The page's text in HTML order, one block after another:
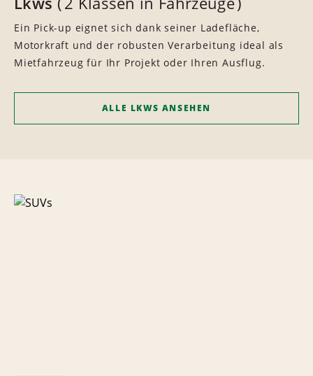
Ein Pick-up eignet sich dank seiner Ladefläche,
Motorkraft und der robusten Verarbeitung ideal als
Mietfahrzeug für Ihr Projekt oder Ihren Ausflug.
ALLE LKWS ANSEHEN